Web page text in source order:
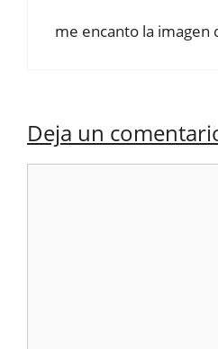
me encanto la imagen
Deja un